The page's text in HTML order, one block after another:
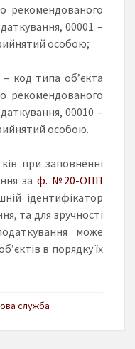
рекомендованого
00001 –
особою;
– код типа об’єкта
рекомендованого
00010 –
особою.
при заповненні
за ф. №20-ОПП
ідентифікатор
та для зручності
може
в порядку їх
служба